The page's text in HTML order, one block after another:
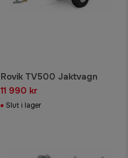
Rovik TV500 Jaktvagn
11 990 kr
Slut i lager